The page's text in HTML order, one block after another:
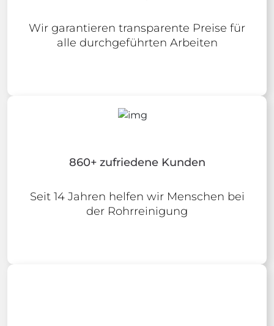
Wir garantieren transparente Preise für
alle durchgeführten Arbeiten
860+ zufriedene Kunden
Seit 14 Jahren helfen wir Menschen bei
der Rohrreinigung